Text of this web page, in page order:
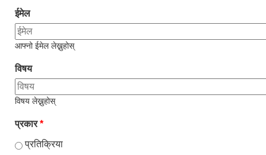
ईमेल
आफ्नो ईमेल लेख्नुहोस्
विषय
विषय लेख्नुहोस्
प्रकार*
प्रतिक्रिया